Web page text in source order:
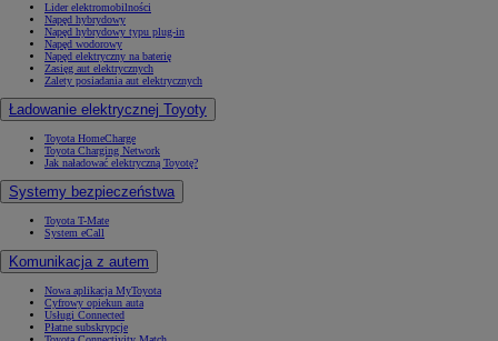
Lider elektromobilności
Napęd hybrydowy
Napęd hybrydowy typu plug-in
Napęd wodorowy
Napęd elektryczny na baterię
Zasięg aut elektrycznych
Zalety posiadania aut elektrycznych
Ładowanie elektrycznej Toyoty
Toyota HomeCharge
Toyota Charging Network
Jak naładować elektryczną Toyotę?
Systemy bezpieczeństwa
Toyota T-Mate
System eCall
Komunikacja z autem
Nowa aplikacja MyToyota
Cyfrowy opiekun auta
Usługi Connected
Płatne subskrypcje